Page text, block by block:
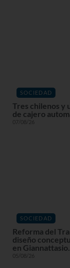
SOCIEDAD
Tres chilenos y
de cajero
07/08/26
SOCIEDAD
Reforma del
diseño
en
05/08/26